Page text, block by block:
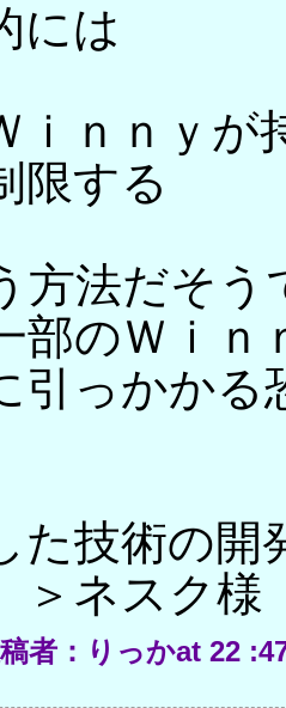
には
ｎｎｙが持
限する
方法だそう
部のＷｉｎ
引っかかる
た技術の開
ネスク様
者：りっかat 22